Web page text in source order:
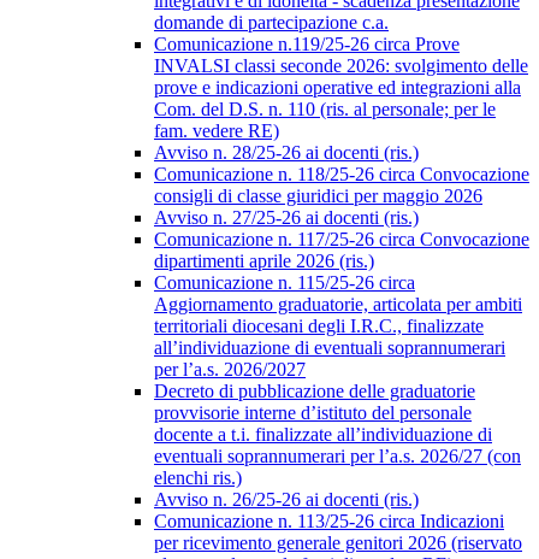
domande di partecipazione c.a.
Comunicazione n.119/25-26 circa Prove
INVALSI classi seconde 2026: svolgimento delle
prove e indicazioni operative ed integrazioni alla
Com. del D.S. n. 110 (ris. al personale; per le
fam. vedere RE)
Avviso n. 28/25-26 ai docenti (ris.)
Comunicazione n. 118/25-26 circa Convocazione
consigli di classe giuridici per maggio 2026
Avviso n. 27/25-26 ai docenti (ris.)
Comunicazione n. 117/25-26 circa Convocazione
dipartimenti aprile 2026 (ris.)
Comunicazione n. 115/25-26 circa
Aggiornamento graduatorie, articolata per ambiti
territoriali diocesani degli I.R.C., finalizzate
all’individuazione di eventuali soprannumerari
per l’a.s. 2026/2027
Decreto di pubblicazione delle graduatorie
provvisorie interne d’istituto del personale
docente a t.i. finalizzate all’individuazione di
eventuali soprannumerari per l’a.s. 2026/27 (con
elenchi ris.)
Avviso n. 26/25-26 ai docenti (ris.)
Comunicazione n. 113/25-26 circa Indicazioni
per ricevimento generale genitori 2026 (riservato